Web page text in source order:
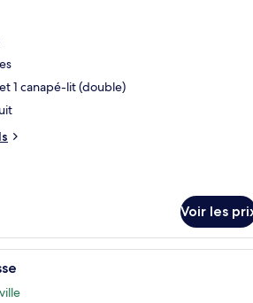
1 canapé-lit (double)
Voir les
Une cuisine moderne dotée